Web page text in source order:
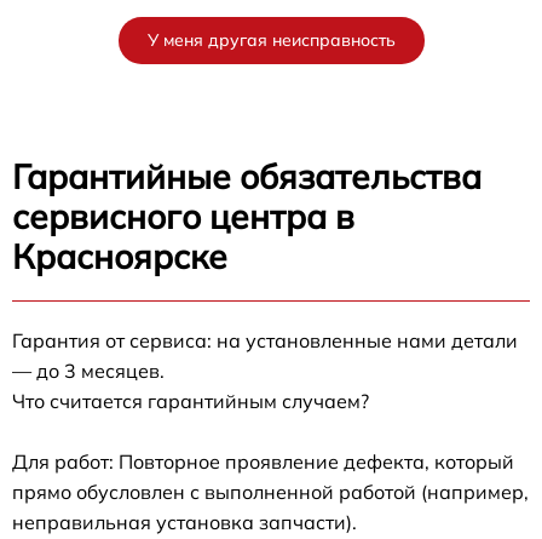
У меня другая неисправность
Гарантийные обязательства
сервисного центра в
Красноярске
Гарантия от сервиса: на установленные нами детали
— до 3 месяцев.
Что считается гарантийным случаем?
Для работ: Повторное проявление дефекта, который
прямо обусловлен с выполненной работой (например,
неправильная установка запчасти).